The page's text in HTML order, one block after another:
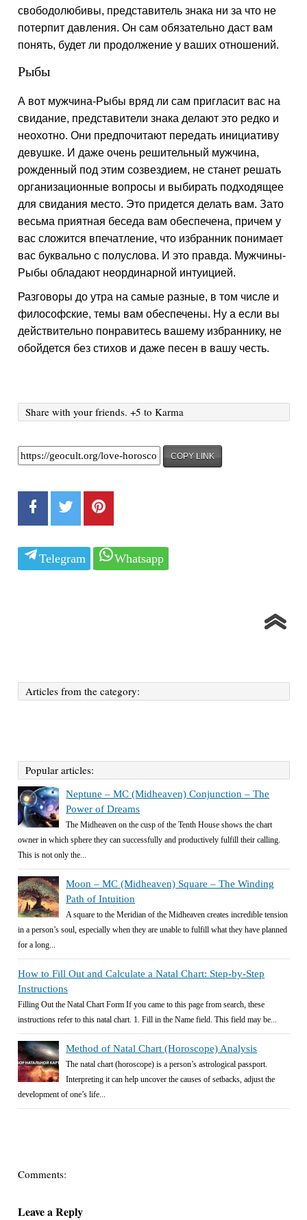
свободолюбивы, представитель знака ни за что не
потерпит давления. Он сам обязательно даст вам
понять, будет ли продолжение у ваших отношений.
Рыбы
А вот мужчина-Рыбы вряд ли сам пригласит вас на
свидание, представители знака делают это редко и
неохотно. Они предпочитают передать инициативу
девушке. И даже очень решительный мужчина,
рожденный под этим созвездием, не станет решать
организационные вопросы и выбирать подходящее
для свидания место. Это придется делать вам. Зато
весьма приятная беседа вам обеспечена, причем у
вас сложится впечатление, что избранник понимает
вас буквально с полуслова. И это правда. Мужчины-
Рыбы обладают неординарной интуицией.
Разговоры до утра на самые разные, в том числе и
философские, темы вам обеспечены. Ну а если вы
действительно понравитесь вашему избраннику, не
обойдется без стихов и даже песен в вашу честь.
Share with your friends. +5 to Karma
COPY LINK
Telegram Whatsapp
Articles from the category:
Popular articles:
Neptune – MC (Midheaven) Conjunction – The
Power of Dreams
The Midheaven on the cusp of the Tenth House shows the chart
owner in which sphere they can successfully and productively fulfill their calling.
This is not only the...
Moon – MC (Midheaven) Square – The Winding
Path of Intuition
A square to the Meridian of the Midheaven creates incredible tension
in a person’s soul, especially when they are unable to fulfill what they have planned
for a long...
How to Fill Out and Calculate a Natal Chart: Step-by-Step
Instructions
Filling Out the Natal Chart Form If you came to this page from search, these
instructions refer to this natal chart. 1. Fill in the Name field. This field may be...
Method of Natal Chart (Horoscope) Analysis
The natal chart (horoscope) is a person’s astrological passport.
Interpreting it can help uncover the causes of setbacks, adjust the
development of one’s life...
Comments:
Leave a Reply